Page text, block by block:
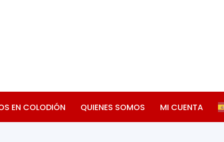
EN COLODIÓN QUIENES SOMOS MI CUENTA